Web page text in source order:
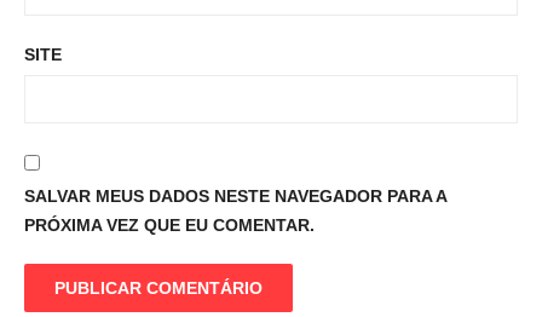
SITE
SALVAR MEUS DADOS NESTE NAVEGADOR PARA A
PRÓXIMA VEZ QUE EU COMENTAR.